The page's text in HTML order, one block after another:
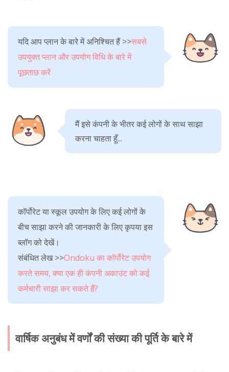
यदि आप प्लान के बारे में अनिश्चित हैं >>सबसे
उपयुक्त प्लान और उपयोग विधि के बारे में
पूछताछ करें
मैं इसे कंपनी के भीतर कई लोगों के साथ साझा
करना चाहता हूँ...
कॉर्पोरेट या स्कूल उपयोग के लिए कई लोगों के
बीच साझा करने की जानकारी के लिए कृपया इस
ब्लॉग को देखें।
संबंधित लेख >>Ondoku का कॉर्पोरेट उपयोग
करते समय, क्या एक ही कंपनी अकाउंट को कई
कर्मचारी साझा कर सकते हैं?
वार्षिक अनुबंध में वर्णों की संख्या की पूर्ति के बारे में